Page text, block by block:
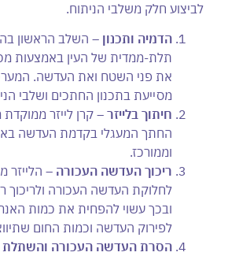
לביצוע חלק משלבי הניתוח.
הדמיה ותכנון – השלב הראשון
תלת-ממדית של העין באמצעות
את פני השטח ואת העדשה.
מסייעת בתכנון החתכים ושלבי
חיתוך בלייזר – קרן לייזר
החתך המעגלי בקדמת העדשה
וממורכז.
ריכוך העדשה העכורה –
לחלוקת העדשה העכורה ולריכוך
ובכך עשוי להפחית את כמות
לפירוק העדשה וכמות החום
הסרת העדשה העכורה